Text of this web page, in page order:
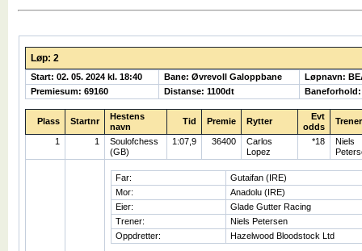
Løp: 2
Start: 02. 05. 2024 kl. 18:40 Bane: Øvrevoll Galoppbane
Løpnavn:
Premiesum: 69160
Distanse: 1100dt
Plass Startnr
Hestens
navn
Tid Premie Rytter
Evt
odds
Trener
1 1
Soulofchess
(GB)
1:07,9 36400
Carlos
Lopez
*18
Niels
Far:
Gutaifan (IRE)
Mor:
Anadolu (IRE)
Eier:
Glade Gutter Racing
Trener:
Niels Petersen
Oppdretter:
Hazelwood Bloodstock Ltd